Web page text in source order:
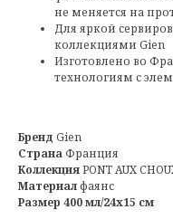
не меняется на
Для яркой
коллекциями Gien
Изготовлено во
технологиям с
Бренд Gien
СтранаФранция
КоллекцияPONT AUX
Материалфаянс
Размер 400 мл/24х15 см